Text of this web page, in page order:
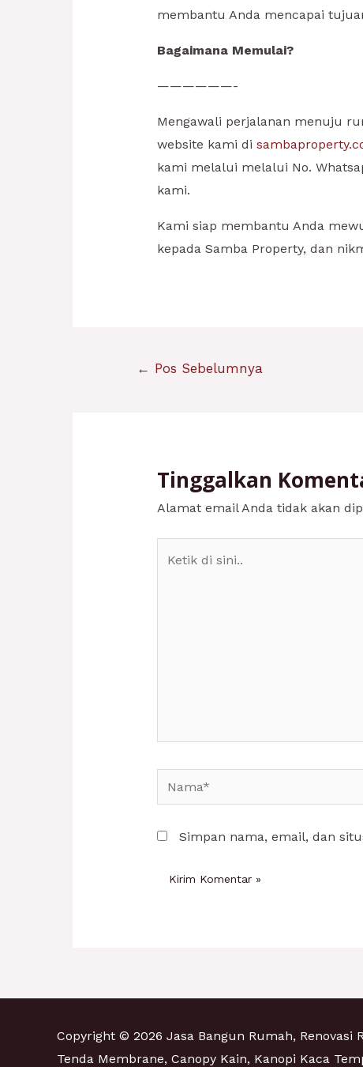
membantu Anda mencapai
Bagaimana Memulai?
——————-
Mengawali perjalanan menuju
website kami di
kami melalui melalui No.
kami.
Kami siap membantu Anda
kepada Samba Property, dan
Navigasi
← Pos Sebelumnya
Tinggalkan
Alamat email Anda tidak akan
Nama*
Simpan nama, email, dan
Copyright © 2026 Jasa Bangun Rumah, Renovasi
Tenda Membrane, Canopy Kain, Kanopi Kaca